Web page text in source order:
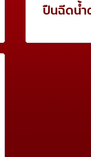
ปืนฉีดน้ำ